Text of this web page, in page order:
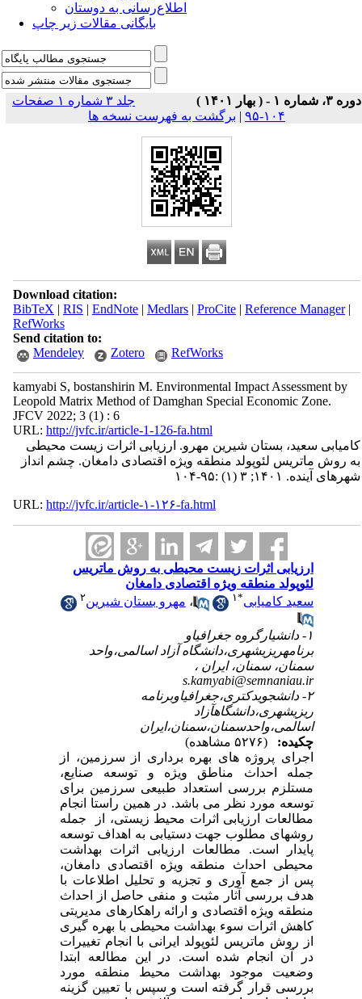
اطلاع‌رسانی به دوستان
بایگانی مقالات زیر چاپ
دوره ۳، شماره ۱ - ( بهار ۱۴۰۱ )
جلد ۳ شماره ۱ صفحات
۱۰۴-۹۵
| برگشت به فهرست نسخه ها
Download citation:
BibTeX | RIS | EndNote| Medlars| ProCite| Reference Manager|
RefWorks
Send citation to:
Mendeley
Zotero RefWorks
kamyabi S, bostanshirin M. Environmental Impact Assessment by
Leopold Matrix Method of Damghan Special Economic Zone.
JFCV 2022; 3 (1) : 6
URL: http://jvfc.ir/article-1-126-fa.html
کامیابی سعید، بستان شیرین مهرو. ارزیابی اثرات زیست محیطی
به روش ماتریس لئوپولد منطقه ویژه اقتصادی دامغان. چشم انداز
شهرهای آینده. ۱۴۰۱; ۳ (۱) :۹۵-۱۰۴
URL: http://jvfc.ir/article-۱-۱۲۶-fa.html
ارزیابی اثرات زیست محیطی به روش ماتریس
لئوپولد منطقه ویژه اقتصادی دامغان
سعید کامیابی*۱ ، مهرو بستان شیرین۲
۱- دانشیارگروه جغرافیاو
برنامهریزیشهری،دانشگاه آزاد اسالمی،واحد
سمنان، سمنان، ایران ،
s.kamyabi@semnaniau.ir
۲- دانشجویدکتری،جغرافیاوبرنامه
ریزیشهری،دانشگاهآزاد
اسالمی،واحدسمنان،سمنان،ایران
چکیده:
(۵۲۷۶ مشاهده)
اجرای پروژه های بهره برداری از سرزمین، از
جمله احداث مناطق ویژه و توسعه صنایع،
مستلزم بررسی استعداد طبیعی سرزمین برای
توسعه مورد نظر می باشد. در همین راستا انجام
مطالعات ارزیابی اثرات محیط زیستی، از جمله
روش­های مطلوب جهت دستیابی به اهداف توسعه
پایدار است. مطالعات ارزیابی اثرات بهداشت
محیطی احداث منطقه ویژه اقتصادی دامغان،
پس از جمع آوری و تجزیه و تحلیل اطلاعات با
هدف بررسی آثار مثبت و منفی حاصل از احداث
منطقه ویژه اقتصادی و ارائه راهکارهای مدیریتی
کاهش اثرات سوء بهداشت محیطی با بهره گیری
از روش ماتریس لئوپولد ایرانی با انجام تغییرات
در آن انجام شده است. در این مطالعه ابتدا
وضعیت موجود بهداشت محیط منطقه مورد
بررسی قرار گرفته است و سپس با تعیین گزینه